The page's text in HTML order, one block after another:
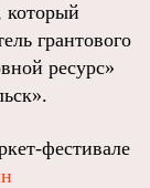
который
грантового
ресурс»
фестивале